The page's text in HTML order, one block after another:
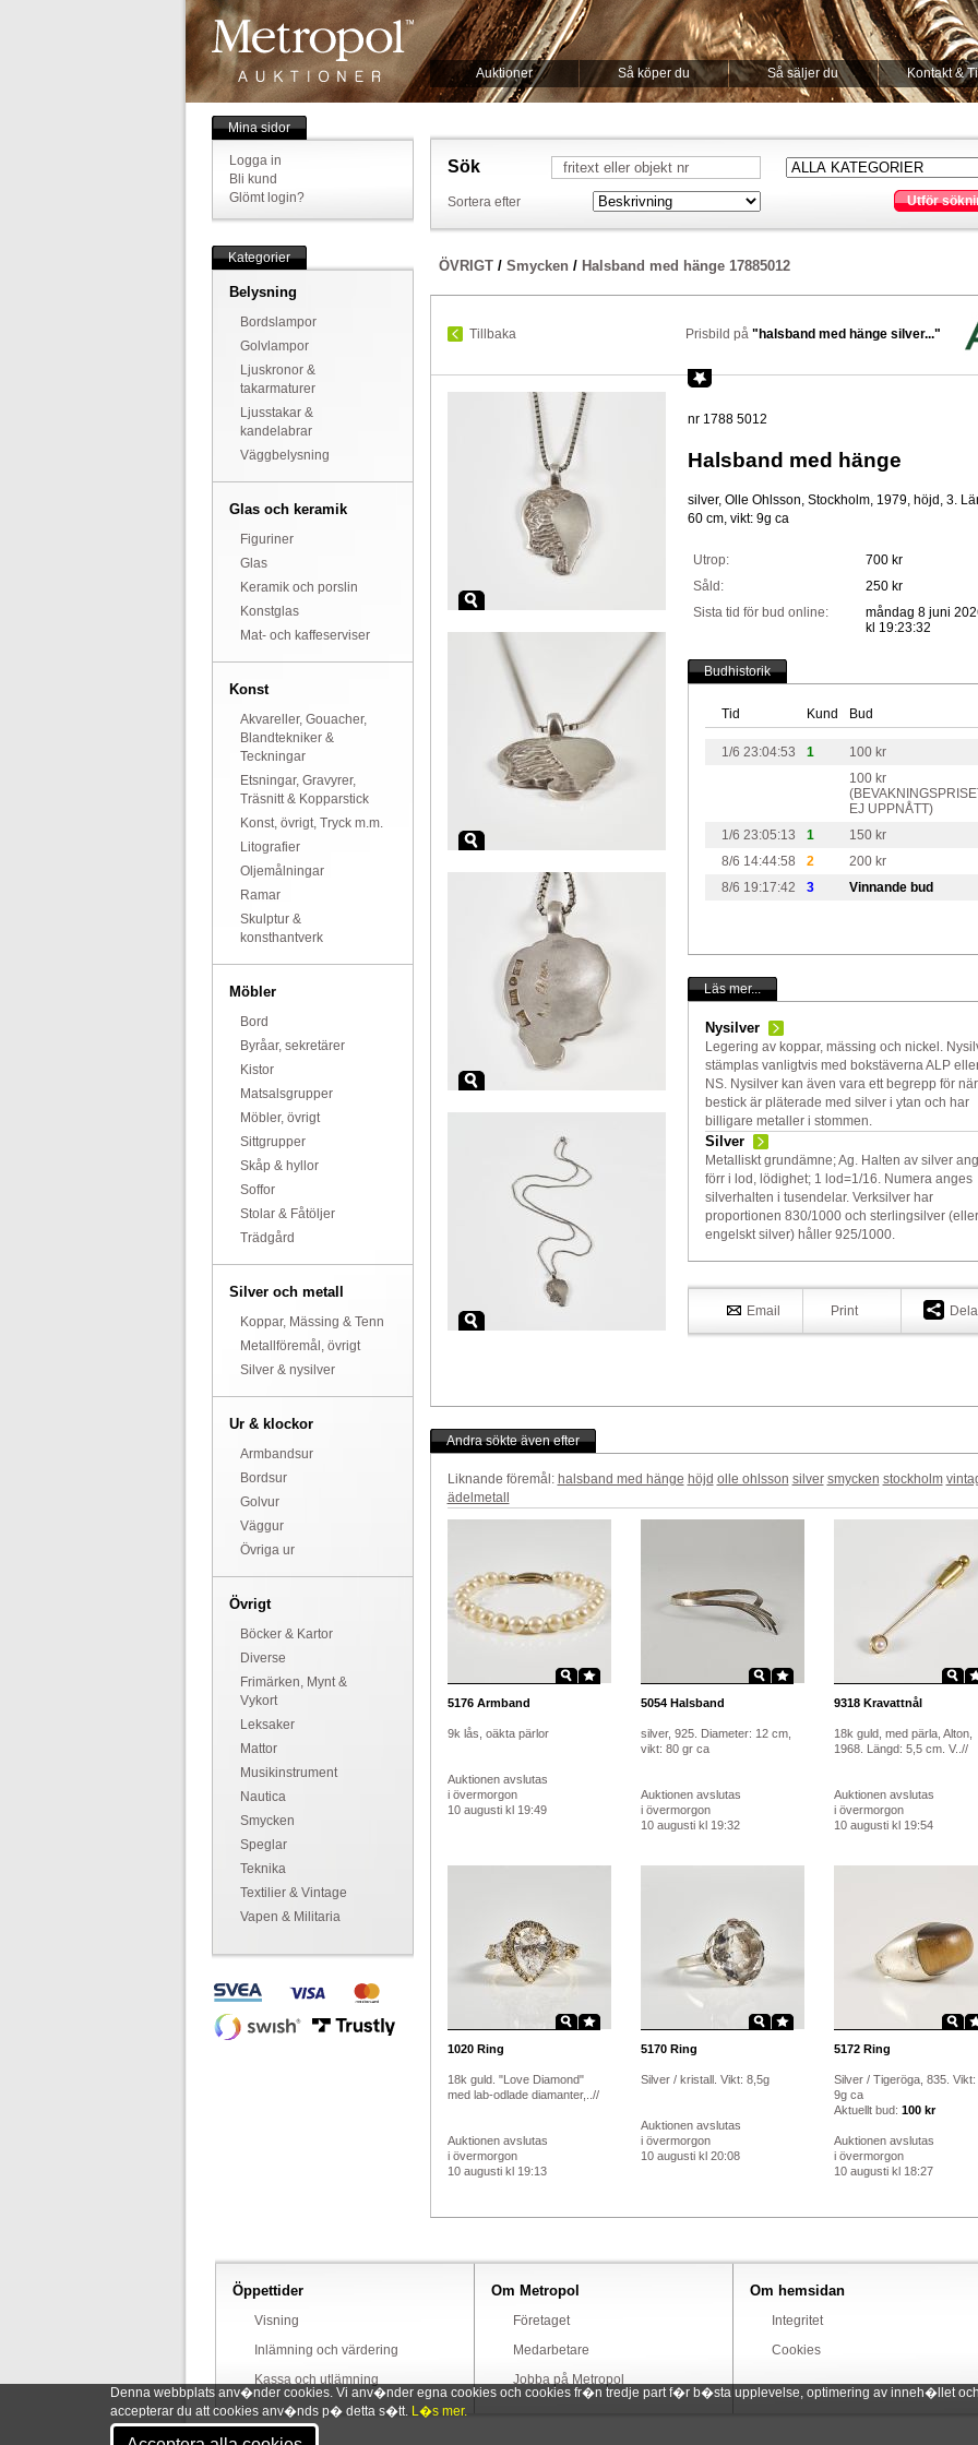
Denna webbplats anv�nder cookies. Vi anv�nder egna cookies och cookies fr�n tredje part f�r b�sta upplevelse, optimering av inneh�llet
accepterar du att cookies anv�nds p� detta s�tt. L�s mer.
Auktioner Så köper du Så säljer du Kontakt &
Mina sidor
Logga in
Bli kund
Glömt login?
Kategorier
Belysning
Bordslampor
Golvlampor
Ljuskronor &
takarmaturer
Ljusstakar &
kandelabrar
Väggbelysning
Glas och keramik
Figuriner
Glas
Keramik och porslin
Konstglas
Mat- och kaffeserviser
Konst
Akvareller, Gouacher,
Blandtekniker &
Teckningar
Etsningar, Gravyrer,
Träsnitt & Kopparstick
Konst, övrigt, Tryck m.m.
Litografier
Oljemålningar
Ramar
Skulptur &
konsthantverk
Möbler
Bord
Byråar, sekretärer
Kistor
Matsalsgrupper
Möbler, övrigt
Sittgrupper
Skåp & hyllor
Soffor
Stolar & Fåtöljer
Trädgård
Silver och metall
Koppar, Mässing & Tenn
Metallföremål, övrigt
Silver & nysilver
Ur & klockor
Armbandsur
Bordsur
Golvur
Väggur
Övriga ur
Övrigt
Böcker & Kartor
Diverse
Frimärken, Mynt &
Vykort
Leksaker
Mattor
Musikinstrument
Nautica
Smycken
Speglar
Teknika
Textilier & Vintage
Vapen & Militaria
Sök
Sortera efter Utför
ÖVRIGT/ Smycken / Halsband med hänge 17885012
Tillbaka Prisbild på "halsband med hänge silver..."
nr 1788 5012
Halsband med hänge
silver, Olle Ohlsson, Stockholm, 1979, höjd, 3.
60 cm, vikt: 9g ca
Utrop:
700 kr
Såld:
250 kr
Sista tid för bud online:
måndag 8 juni
kl 19:23:32
Budhistorik
Tid Kund Bud
1/6 23:04:53 1
100 kr
100 kr
EJ UPPNÅTT)
1/6 23:05:13
1
150 kr
8/6 14:44:58
2
200 kr
8/6 19:17:42
3 Vinnande bud
Läs mer...
Nysilver
Legering av koppar, mässing och nickel.
stämplas vanligtvis med bokstäverna ALP
NS. Nysilver kan även vara ett begrepp för
bestick är pläterade med silver i ytan och har
billigare metaller i stommen.
Silver
Metalliskt grundämne; Ag. Halten av silver
förr i lod, lödighet; 1 lod=1/16. Numera anges
silverhalten i tusendelar. Verksilver har
proportionen 830/1000 och sterlingsilver (eller
engelskt silver) håller 925/1000.
Email Print Dela
Andra sökte även efter
Liknande föremål: halsband med hänge höjd olle ohlsson silver smycken stockholm
ädelmetall
5176Armband
9k lås, oäkta pärlor
Auktionen avslutas
i övermorgon
10 augusti kl 19:49
5054Halsband
silver, 925. Diameter: 12 cm,
vikt: 80 gr ca
Auktionen avslutas
i övermorgon
10 augusti kl 19:32
9318Kravattnål
18k guld, med pärla, Alton,
1968. Längd: 5,5 cm. V..//
Auktionen avslutas
i övermorgon
10 augusti kl 19:54
1020Ring
18k guld. "Love Diamond"
med lab-odlade diamanter,..//
Auktionen avslutas
i övermorgon
10 augusti kl 19:13
5170Ring
Silver / kristall. Vikt: 8,5g
Auktionen avslutas
i övermorgon
10 augusti kl 20:08
5172Ring
Silver / Tigeröga, 835. Vikt:
9g ca
Aktuellt bud: 100 kr
Auktionen avslutas
i övermorgon
10 augusti kl 18:27
Öppettider
Visning
Inlämning och värdering
Kassa och utlämning
Om Metropol
Företaget
Medarbetare
Jobba på Metropol
Om hemsidan
Integritet
Cookies